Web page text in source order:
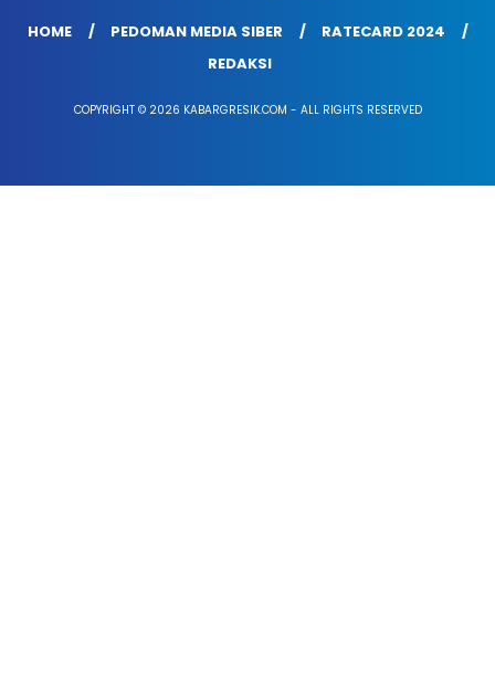
HOME PEDOMAN MEDIA SIBER
RATECARD 2024
REDAKSI
COPYRIGHT © 2026 KABARGRESIK.COM - ALL RIGHTS RESERVED